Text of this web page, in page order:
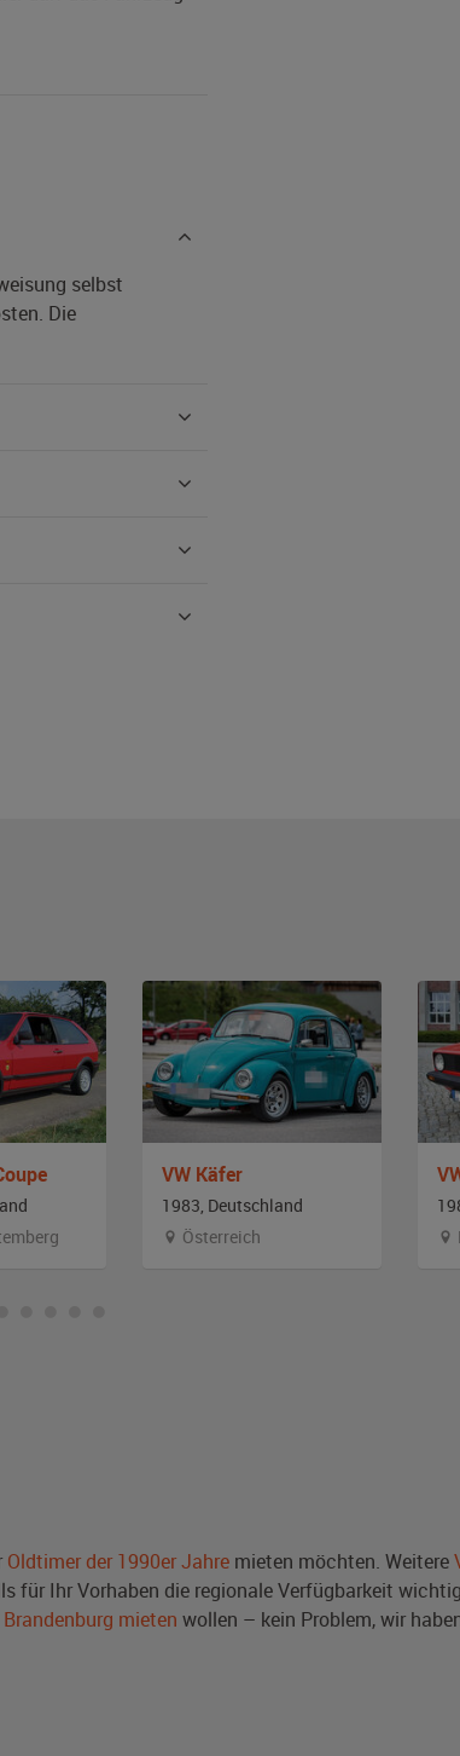
selbst
Die
VW Käfer
1983, Deutschland
Österreich
Oldtimer der 1990er Jahre mieten möchten. Weitere
für Ihr Vorhaben die regionale Verfügbarkeit
mieten wollen – kein Problem, wir